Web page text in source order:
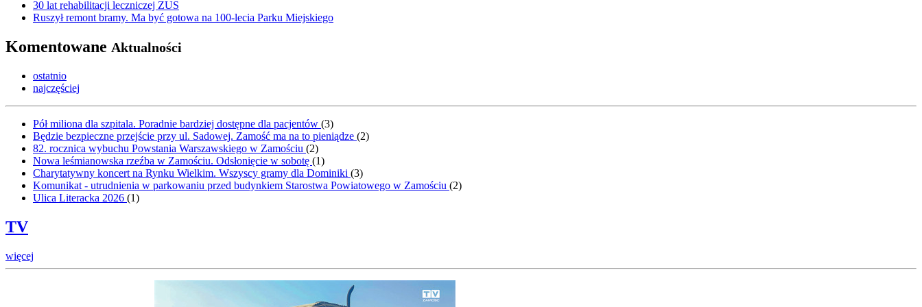
30 lat rehabilitacji leczniczej ZUS
Ruszył remont bramy. Ma być gotowa na 100-lecia Parku Miejskiego
Komentowane Aktualności
ostatnio
najczęściej
Pół miliona dla szpitala. Poradnie bardziej dostępne dla pacjentów (3)
Będzie bezpieczne przejście przy ul. Sadowej. Zamość ma na to pieniądze (2)
82. rocznica wybuchu Powstania Warszawskiego w Zamościu (2)
Nowa leśmianowska rzeźba w Zamościu. Odsłonięcie w sobotę (1)
Charytatywny koncert na Rynku Wielkim. Wszyscy gramy dla Dominiki (3)
Komunikat - utrudnienia w parkowaniu przed budynkiem Starostwa Powiatowego w Zamościu (2)
Ulica Literacka 2026 (1)
TV
więcej